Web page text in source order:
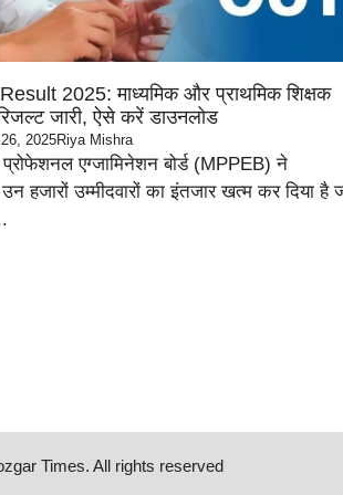
2025: माध्यमिक और प्राथमिक शिक्षक
रिजल्ट जारी, ऐसे करें डाउनलोड
2025Riya Mishra
एग्जामिनेशन बोर्ड (MPPEB) ने
हजारों उम्मीदवारों का इंतजार खत्म कर दिया है
Times. All rights reserved